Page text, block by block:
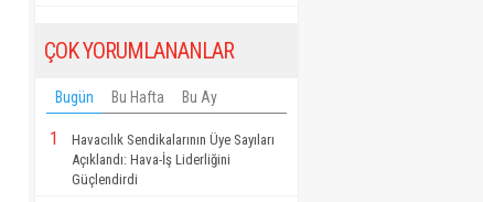
ÇOK YORUMLANANLAR
Bugün Bu Hafta Bu Ay
1
Havacılık Sendikalarının Üye Sayıları
Açıklandı: Hava-İş Liderliğini
Güçlendirdi